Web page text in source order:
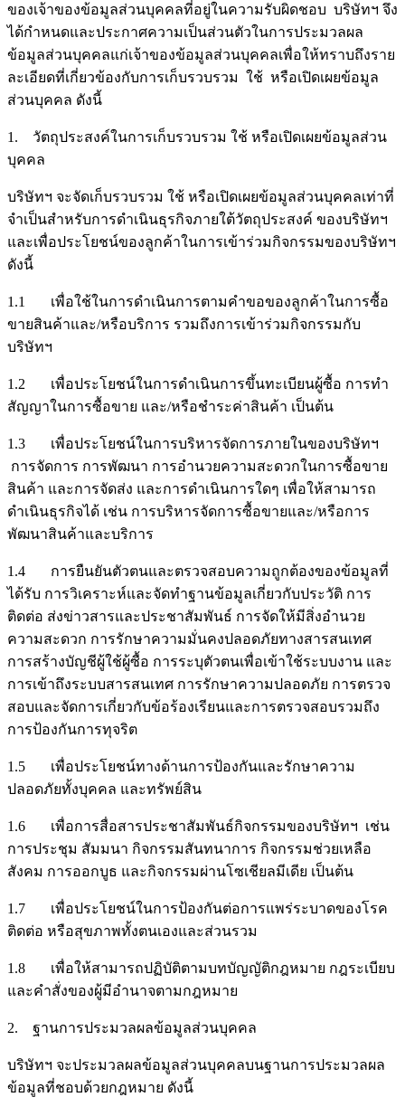
ของเจ้าของข้อมูลส่วนบุคคลที่อยู่ในความรับผิดชอบ บริษัทฯ จึง
ได้กำหนดและประกาศความเป็นส่วนตัวในการประมวลผล
ข้อมูลส่วนบุคคลแก่เจ้าของข้อมูลส่วนบุคคลเพื่อให้ทราบถึงราย
ละเอียดที่เกี่ยวข้องกับการเก็บรวบรวม ใช้ หรือเปิดเผยข้อมูล
ส่วนบุคคล ดังนี้
1. วัตถุประสงค์ในการเก็บรวบรวม ใช้ หรือเปิดเผยข้อมูลส่วน
บุคคล
บริษัทฯ จะจัดเก็บรวบรวม ใช้ หรือเปิดเผยข้อมูลส่วนบุคคลเท่าที่
จำเป็นสำหรับการดำเนินธุรกิจภายใต้วัตถุประสงค์ ของบริษัทฯ
และเพื่อประโยชน์ของลูกค้าในการเข้าร่วมกิจกรรมของบริษัทฯ
ดังนี้
1.1 เพื่อใช้ในการดำเนินการตามคำขอของลูกค้าในการซื้อ
ขายสินค้าและ/หรือบริการ รวมถึงการเข้าร่วมกิจกรรมกับ
บริษัทฯ
1.2 เพื่อประโยชน์ในการดำเนินการขึ้นทะเบียนผู้ซื้อ การทำ
สัญญาในการซื้อขาย และ/หรือชำระค่าสินค้า เป็นต้น
1.3 เพื่อประโยชน์ในการบริหารจัดการภายในของบริษัทฯ
การจัดการ การพัฒนา การอำนวยความสะดวกในการซื้อขาย
สินค้า และการจัดส่ง และการดำเนินการใดๆ เพื่อให้สามารถ
ดำเนินธุรกิจได้ เช่น การบริหารจัดการซื้อขายและ/หรือการ
พัฒนาสินค้าและบริการ
1.4 การยืนยันตัวตนและตรวจสอบความถูกต้องของข้อมูลที่
ได้รับ การวิเคราะห์และจัดทำฐานข้อมูลเกี่ยวกับประวัติ การ
ติดต่อ ส่งข่าวสารและประชาสัมพันธ์ การจัดให้มีสิ่งอำนวย
ความสะดวก การรักษาความมั่นคงปลอดภัยทางสารสนเทศ
การสร้างบัญชีผู้ใช้ผู้ซื้อ การระบุตัวตนเพื่อเข้าใช้ระบบงาน และ
การเข้าถึงระบบสารสนเทศ การรักษาความปลอดภัย การตรวจ
สอบและจัดการเกี่ยวกับข้อร้องเรียนและการตรวจสอบรวมถึง
การป้องกันการทุจริต
1.5 เพื่อประโยชน์ทางด้านการป้องกันและรักษาความ
ปลอดภัยทั้งบุคคล และทรัพย์สิน
1.6 เพื่อการสื่อสารประชาสัมพันธ์กิจกรรมของบริษัทฯ เช่น
การประชุม สัมมนา กิจกรรมสันทนาการ กิจกรรมช่วยเหลือ
สังคม การออกบูธ และกิจกรรมผ่านโซเชียลมีเดีย เป็นต้น
1.7 เพื่อประโยชน์ในการป้องกันต่อการแพร่ระบาดของโรค
ติดต่อ หรือสุขภาพทั้งตนเองและส่วนรวม
1.8 เพื่อให้สามารถปฏิบัติตามบทบัญญัติกฎหมาย กฎระเบียบ
และคำสั่งของผู้มีอำนาจตามกฎหมาย
2. ฐานการประมวลผลข้อมูลส่วนบุคคล
บริษัทฯ จะประมวลผลข้อมูลส่วนบุคคลบนฐานการประมวลผล
ข้อมูลที่ชอบด้วยกฎหมาย ดังนี้